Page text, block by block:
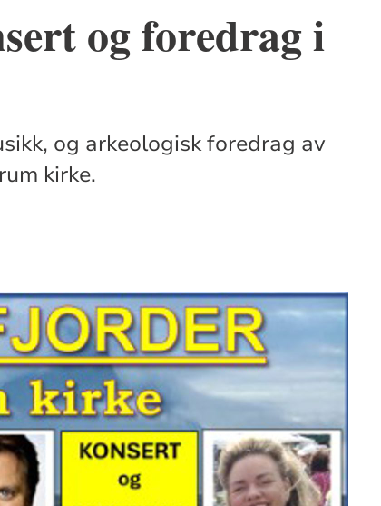
og foredrag i
og arkeologisk foredrag av
kirke.